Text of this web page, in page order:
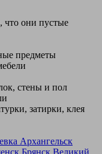
они пустые
предметы
стены и пол
затирки, клея
Архангельск
Брянск Великий